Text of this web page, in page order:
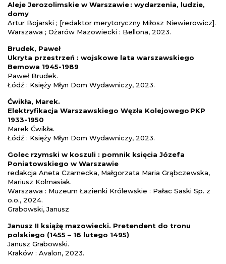
Aleje Jerozolimskie w Warszawie : wydarzenia, ludzie,
domy
Artur Bojarski ; [redaktor merytoryczny Miłosz Niewierowicz].
Warszawa ; Ożarów Mazowiecki : Bellona, 2023.
Brudek, Paweł
Ukryta przestrzeń : wojskowe lata warszawskiego
Bemowa 1945-1989
Paweł Brudek.
Łódź : Księży Młyn Dom Wydawniczy, 2023.
Ćwikła, Marek.
Elektryfikacja Warszawskiego Węzła Kolejowego PKP
1933-1950
Marek Ćwikła.
Łódź : Księży Młyn Dom Wydawniczy, 2023.
Golec rzymski w koszuli : pomnik księcia Józefa
Poniatowskiego w Warszawie
redakcja Aneta Czarnecka, Małgorzata Maria Grąbczewska,
Mariusz Kolmasiak.
Warszawa : Muzeum Łazienki Królewskie : Pałac Saski Sp. z
o.o., 2024.
Grabowski, Janusz
Janusz II książę mazowiecki. Pretendent do tronu
polskiego (1455 – 16 lutego 1495)
Janusz Grabowski.
Kraków : Avalon, 2023.